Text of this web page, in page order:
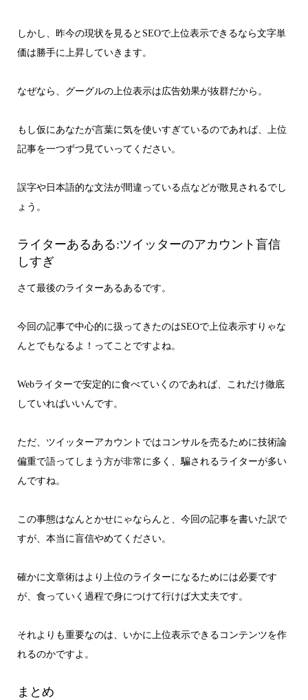
しかし、昨今の現状を見るとSEOで上位表示できるなら文字単
価は勝手に上昇していきます。
なぜなら、グーグルの上位表示は広告効果が抜群だから。
もし仮にあなたが言葉に気を使いすぎているのであれば、上位
記事を一つずつ見ていってください。
誤字や日本語的な文法が間違っている点などが散見されるでし
ょう。
ライターあるある:ツイッターのアカウント盲信
しすぎ
さて最後のライターあるあるです。
今回の記事で中心的に扱ってきたのはSEOで上位表示すりゃな
んとでもなるよ！ってことですよね。
Webライターで安定的に食べていくのであれば、これだけ徹底
していればいいんです。
ただ、ツイッターアカウントではコンサルを売るために技術論
偏重で語ってしまう方が非常に多く、騙されるライターが多い
んですね。
この事態はなんとかせにゃならんと、今回の記事を書いた訳で
すが、本当に盲信やめてください。
確かに文章術はより上位のライターになるためには必要です
が、食っていく過程で身につけて行けば大丈夫です。
それよりも重要なのは、いかに上位表示できるコンテンツを作
れるのかですよ。
まとめ